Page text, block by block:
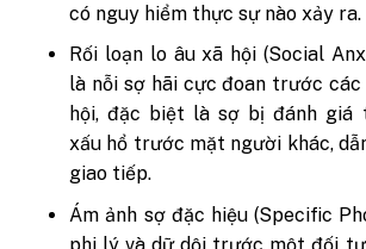
có nguy hiểm thực sự nào xảy ra.
Rối loạn lo âu xã hội (Social
là nỗi sợ hãi cực đoan trước
hội, đặc biệt là sợ bị đánh giá
xấu hổ trước mặt người khác,
giao tiếp.
Ám ảnh sợ đặc hiệu (Specific